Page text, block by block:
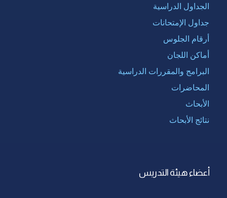
الجداول الدراسية
جداول الإمتحانات
أرقام الجلوس
أماكن اللجان
البرامج والمقررات الدراسية
المحاضرات
الأبحاث
نتائج الأبحاث
أعضاء هيئة التدريس